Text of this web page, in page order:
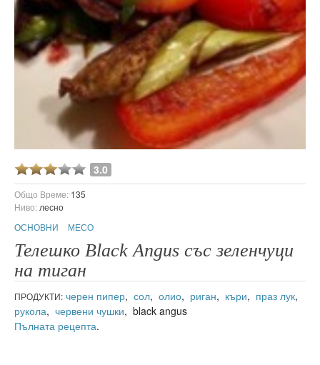
3.0
Общо Време: 135
Ниво: лесно
ОСНОВНИ
МЕСО
Телешко Black Angus със зеленчуци
на тиган
ПРОДУКТИ: черен пипер, сол, олио, риган, къри, праз лук,
рукола, червени чушки, black angus
Пълната рецепта.